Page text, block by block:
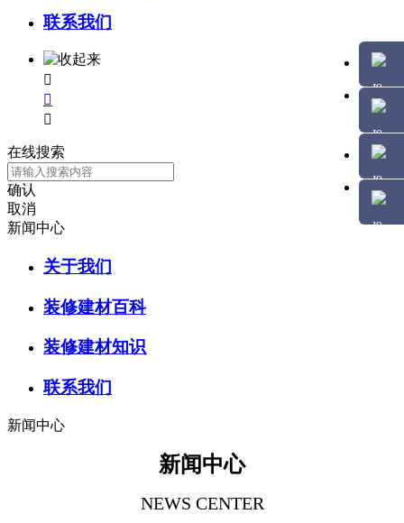
联系我们



在线搜索
确认
取消
新闻中心
关于我们
装修建材百科
装修建材知识
联系我们
新闻中心
新闻中心
NEWS CENTER